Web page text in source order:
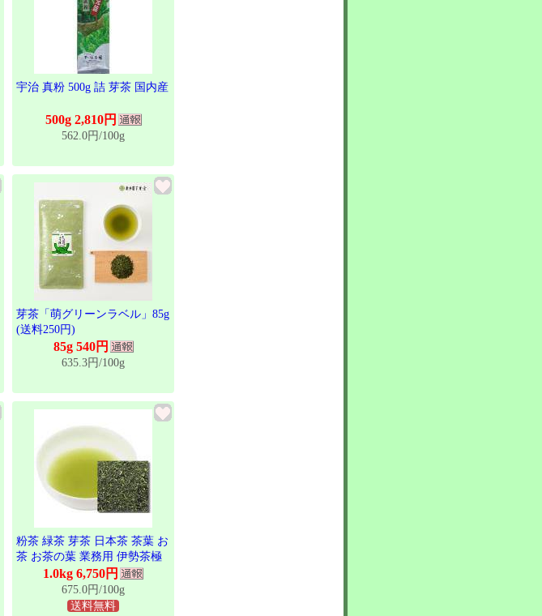
宇治 真粉 500g 詰 芽茶 国内産
500g 2,810円
562.0円/100g
芽茶「萌グリーンラベル」85g
(送料250円)
85g 540円
635.3円/100g
粉茶 緑茶 芽茶 日本茶 茶葉 お
茶 お茶の葉 業務用 伊勢茶極
上粉茶 1kg
1.0kg 6,750円
675.0円/100g
送料無料